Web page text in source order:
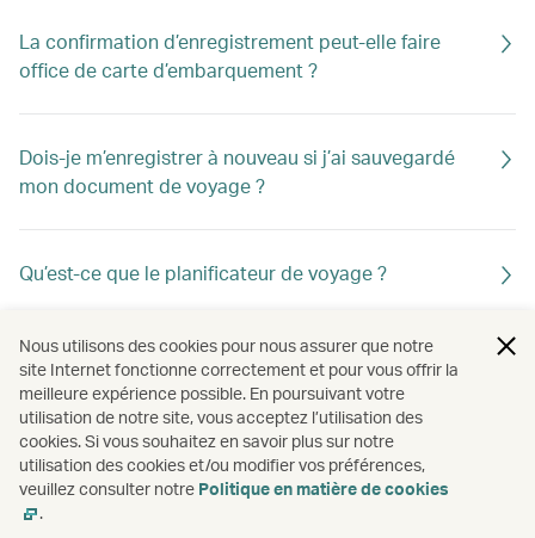
La confirmation d’enregistrement peut-elle faire
office de carte d’embarquement ?
Dois-je m’enregistrer à nouveau si j’ai sauvegardé
mon document de voyage ?
Qu’est-ce que le planificateur de voyage ?
Comment scanner mon passeport ou mon document
de voyage lors de l’enregistrement en ligne ?
Pourquoi ne puis-je plus procéder à l’enregistrement
en ligne prioritaire ?
Nous utilisons des cookies pour nous assurer que notre
site Internet fonctionne correctement et pour vous offrir la
meilleure expérience possible. En poursuivant votre
utilisation de notre site, vous acceptez l’utilisation des
cookies. Si vous souhaitez en savoir plus sur notre
utilisation des cookies et/ou modifier vos préférences,
veuillez consulter notre Politique en matière de cookies
.